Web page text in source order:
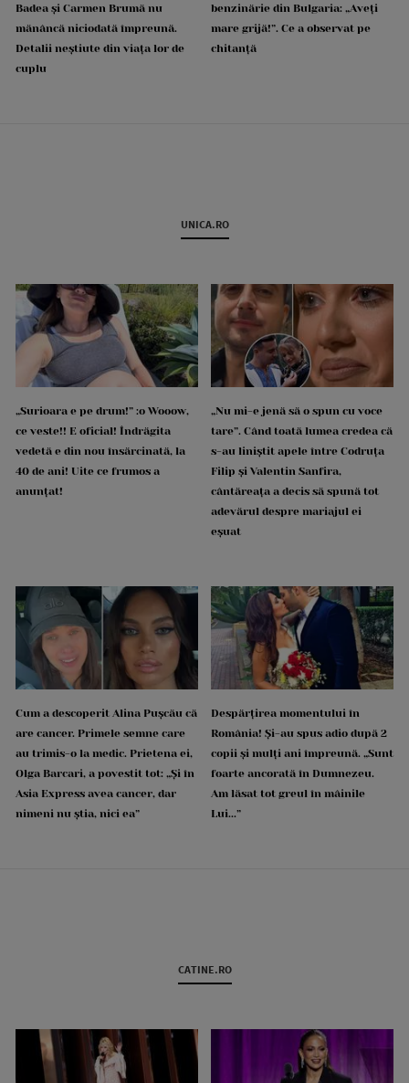
Badea și Carmen Brumă nu
mănâncă niciodată împreună.
Detalii neștiute din viața lor de
cuplu
benzinărie din Bulgaria: „Aveți
mare grijă!”. Ce a observat pe
chitanță
UNICA.RO
„Surioara e pe drum!” :o Wooow,
ce veste!! E oficial! Îndrăgita
vedetă e din nou însărcinată, la
40 de ani! Uite ce frumos a
anunțat!
„Nu mi-e jenă să o spun cu voce
tare”. Când toată lumea credea că
s-au liniștit apele între Codruța
Filip și Valentin Sanfira,
cântăreața a decis să spună tot
adevărul despre mariajul ei
eșuat
Cum a descoperit Alina Pușcău că
are cancer. Primele semne care
au trimis-o la medic. Prietena ei,
Olga Barcari, a povestit tot: „Și în
Asia Express avea cancer, dar
nimeni nu știa, nici ea”
Despărțirea momentului în
România! Și-au spus adio după 2
copii și mulți ani împreună. „Sunt
foarte ancorată în Dumnezeu.
Am lăsat tot greul în mâinile
Lui...”
CATINE.RO